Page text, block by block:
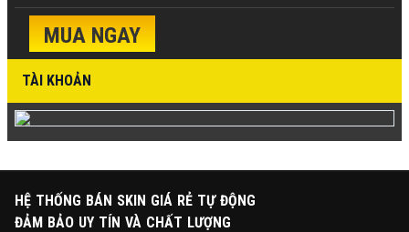
MUA NGAY
TÀI KHOẢN
HỆ THỐNG BÁN SKIN GIÁ RẺ TỰ ĐỘNG
ĐẢM BẢO UY TÍN VÀ CHẤT LƯỢNG